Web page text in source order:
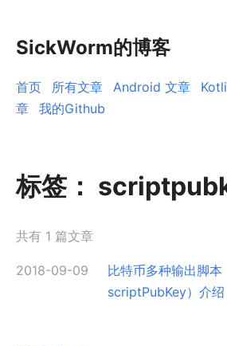
SickWorm的博客
首页 所有文章 Android 文章
章
我的Github
标签：
共有 1 篇文章
2018-09-09
比特币多种输出脚
scriptPubKey）介绍